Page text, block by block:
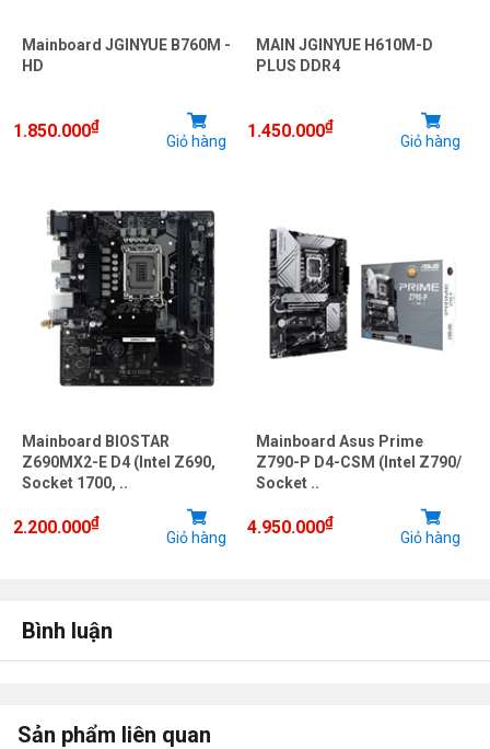
Mainboard JGINYUE B760M -
HD
1.850.000₫
Giỏ hàng
MAIN JGINYUE H610M-D
PLUS DDR4
1.450.000₫
Giỏ hàng
Mainboard BIOSTAR
Z690MX2-E D4 (Intel Z690,
Socket 1700, ..
2.200.000₫
Giỏ hàng
Mainboard Asus Prime
Z790-P D4-CSM (Intel Z790/
Socket ..
4.950.000₫
Giỏ hàng
Bình luận
Sản phẩm liên quan